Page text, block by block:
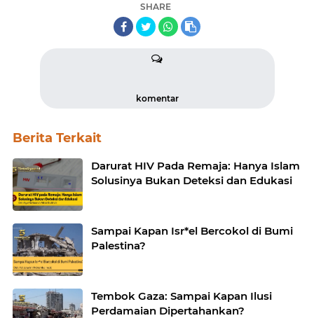
SHARE
komentar
Berita Terkait
Darurat HIV Pada Remaja: Hanya Islam
Solusinya Bukan Deteksi dan Edukasi
Sampai Kapan Isr*el Bercokol di Bumi
Palestina?
Tembok Gaza: Sampai Kapan Ilusi
Perdamaian Dipertahankan?